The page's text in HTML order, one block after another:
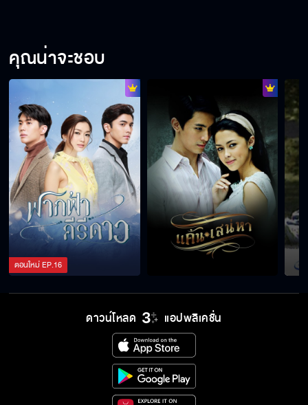
คุณน่าจะชอบ
ตอนใหม่EP.16
ดาวน์โหลด แอปพลิเคชั่น